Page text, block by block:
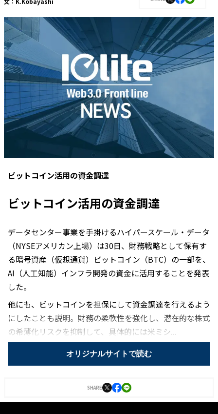
ビットコイン活用の資金調達
ビットコイン活用の資金調達
データセンター事業を手掛けるハイパースケール・データ
（NYSEアメリカン上場）は30日、財務戦略として保有す
る暗号資産（仮想通貨）ビットコイン（BTC）の一部を、
AI（人工知能）インフラ開発の資金に活用することを発表
した。
他にも、ビットコインを担保にして資金調達を行えるよう
にしたことも説明。財務の柔軟性を強化し、潜在的な株式
の希薄化リスクを抑制して、具体的には米ミシ...
オリジナルサイトで読む
SHARE